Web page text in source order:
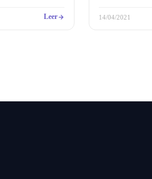
Leer 14/04/2021